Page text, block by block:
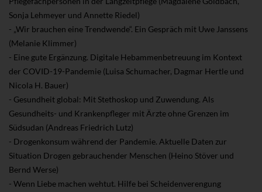
Sonja Lehmeyer und Annette Riedel)
- „Wir brauchen eine Trendwende“. Ein Gespräch mit Uwe Janssens
(Melanie Klimmer)
- Eine gute Ergänzung. Digitale Hebammenbetreuung im Kontext
der COVID-19-Pandemie (Luisa Schumacher, Dagmar Hertle und
Nicola H. Bauer)
- Gesundheit global: Mit Stethoskop und Zuwendung. Als
Gesundheits- und Krankenpfleger mit Ärzte ohne Grenzen im
Südsudan (Andreas Friedrich Lutz)
- Drogenkonsum während der Pandemie. Aktuelle Daten zur
Situation Drogen gebrauchender Menschen (Heino Stöver und
Bernd Werse)
- Wenn Liebe machen wehtut. Hilfe bei Scheidenverengung